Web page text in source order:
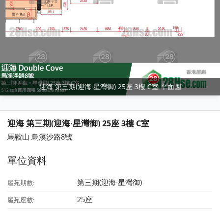
迎海 第三期(迎海‧星灣御) 25座 3樓 C室 平面圖
迎海 第三期(迎海‧星灣御) 25座 3樓 C室
馬鞍山 烏溪沙路8號
單位資料
屋苑期數: 第三期(迎海‧星灣御)
屋苑座數: 25座